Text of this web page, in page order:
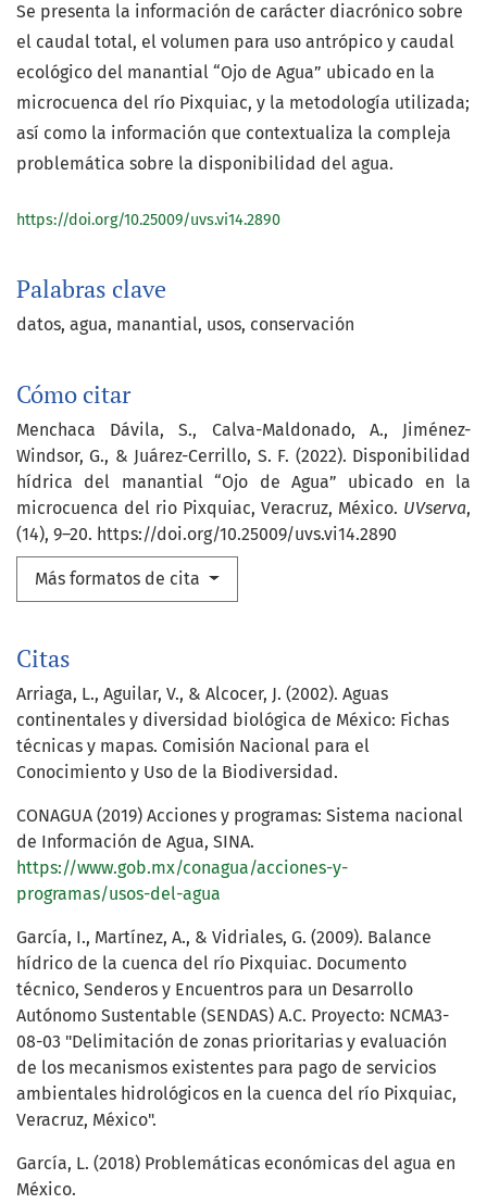
Palabras clave
datos agua manantial usos conservación
Cómo citar
Menchaca Dávila, S., Calva-Maldonado, A., Jiménez-
Windsor, G., & Juárez-Cerrillo, S. F. (2022). Disponibilidad
hídrica del manantial “Ojo de Agua” ubicado en la
microcuenca del rio Pixquiac, Veracruz, México. UVserva,
(14), 9–20. https://doi.org/10.25009/uvs.vi14.2890
Más formatos de cita
Se presenta la información de carácter diacrónico sobre
el caudal total, el volumen para uso antrópico y caudal
ecológico del manantial “Ojo de Agua” ubicado en la
microcuenca del río Pixquiac, y la metodología utilizada;
así como la información que contextualiza la compleja
problemática sobre la disponibilidad del agua.
https://doi.org/10.25009/uvs.vi14.2890
Citas
Arriaga, L., Aguilar, V., & Alcocer, J. (2002). Aguas
continentales y diversidad biológica de México: Fichas
técnicas y mapas. Comisión Nacional para el
Conocimiento y Uso de la Biodiversidad.
CONAGUA (2019) Acciones y programas: Sistema nacional
de Información de Agua, SINA.
https://www.gob.mx/conagua/acciones-y-
programas/usos-del-agua
García, I., Martínez, A., & Vidriales, G. (2009). Balance
hídrico de la cuenca del río Pixquiac. Documento
técnico, Senderos y Encuentros para un Desarrollo
Autónomo Sustentable (SENDAS) A.C. Proyecto: NCMA3-
08-03 "Delimitación de zonas prioritarias y evaluación
de los mecanismos existentes para pago de servicios
ambientales hidrológicos en la cuenca del río Pixquiac,
Veracruz, México".
García, L. (2018) Problemáticas económicas del agua en
México.